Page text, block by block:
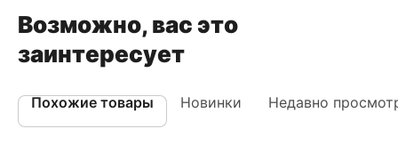
Возможно, вас это
заинтересует
Похожие товары Новинки Недавно